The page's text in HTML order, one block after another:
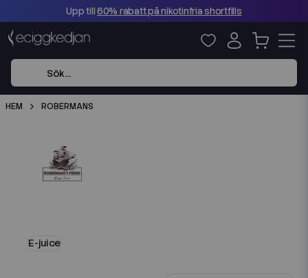
Upp till60% rabatt på nikotinfria shortfills
HEM ROBERMANS
E-juice